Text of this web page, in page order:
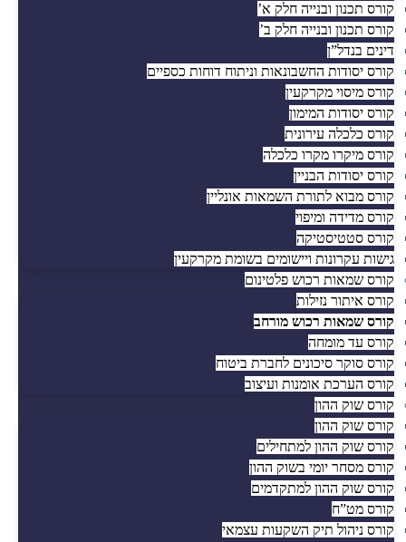
קורס תכנון ובנייה חלק א’
קורס תכנון ובנייה חלק ב’
דינים בנדל”ן
קורס יסודות החשבונאות וניתוח דוחות כספיים
קורס מיסוי מקרקעין
קורס יסודות המימון
קורס כלכלה עירונית
קורס מיקרו מקרו כלכלה
קורס יסודות הבניין
קורס מבוא לתורת השמאות אונליין
קורס מדידה ומיפוי
קורס סטטיסטיקה
גישות עקרונות ויישומים בשומת מקרקעין
קורס שמאות רכוש פלטינום
קורס איתור נזילות
קורס שמאות רכוש מורחב
קורס עד מומחה
קורס סוקר סיכונים לחברת ביטוח
קורס הערכת אומנות ועיצוב
קורס שוק ההון
קורס שוק ההון
קורס שוק ההון למתחילים
קורס מסחר יומי בשוק ההון
קורס שוק ההון למתקדמים
קורס מט”ח
קורס ניהול תיק השקעות עצמאי